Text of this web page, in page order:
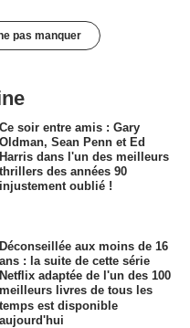
pas manquer
Ce soir entre amis : Gary
Oldman, Sean Penn et Ed
Harris dans l'un des meilleurs
thrillers des années 90
injustement oublié !
Déconseillée aux moins de 16
ans : la suite de cette série
Netflix adaptée de l'un des 100
meilleurs livres de tous les
temps est disponible
aujourd'hui